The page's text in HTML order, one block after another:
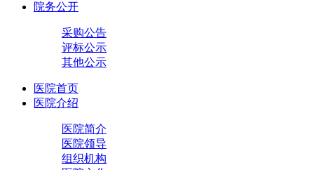
院务公开
采购公告
评标公示
其他公示
医院首页
医院介绍
医院简介
医院领导
组织机构